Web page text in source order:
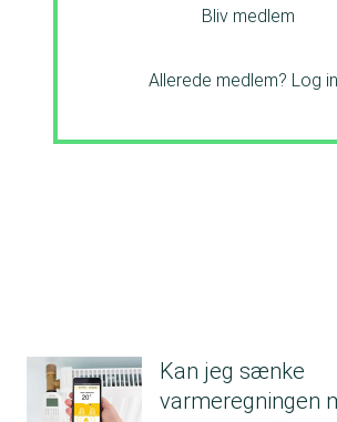
Bliv medlem
Allerede medlem? Log
Kan jeg sænke
varmeregningen